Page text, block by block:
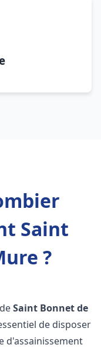
Saint
?
Saint Bonnet de
de disposer
d'assainissement